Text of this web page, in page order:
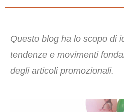
Questo blog ha lo scopo di
tendenze e movimenti
degli articoli promozionali.